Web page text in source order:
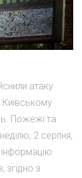
атаку
Пожежі та
2 серпня,
згідно з